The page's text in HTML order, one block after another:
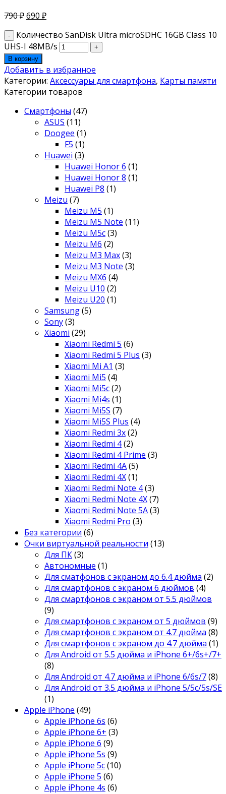
790₽690 ₽
Количество SanDisk Ultra microSDHC 16GB Class 10
UHS-I 48MB/s
В корзину
Добавить в избранное
Категории: Аксессуары для смартфона, Карты памяти
Категории товаров
Смартфоны (47)
ASUS (11)
Doogee (1)
F5 (1)
Huawei (3)
Huawei Honor 6 (1)
Huawei Honor 8 (1)
Huawei P8 (1)
Meizu (7)
Meizu M5 (1)
Meizu M5 Note (11)
Meizu M5c(3)
Meizu M6 (2)
Meizu M3 Max(3)
Meizu M3 Note (3)
Meizu MX6 (4)
Meizu U10 (2)
Meizu U20 (1)
Samsung(5)
Sony(3)
Xiaomi (29)
Xiaomi Redmi 5 (6)
Xiaomi Redmi 5 Plus (3)
Xiaomi Mi A1 (3)
Xiaomi Mi5 (4)
Xiaomi Mi5c(2)
Xiaomi Mi4s (1)
Xiaomi Mi5S (7)
Xiaomi Mi5S Plus (4)
Xiaomi Redmi 3x(2)
Xiaomi Redmi 4(2)
Xiaomi Redmi 4 Prime (3)
Xiaomi Redmi 4A(5)
Xiaomi Redmi 4X(1)
Xiaomi Redmi Note 4(3)
Xiaomi Redmi Note 4X(7)
Xiaomi Redmi Note 5A(3)
Xiaomi Redmi Pro (3)
Без категории (6)
Очки виртуальной реальности (13)
Для ПК(3)
Автономные (1)
Для сматфонов с экраном до 6.4 дюйма (2)
Для смартфонов с экраном 6 дюймов (4)
Для смартфонов с экраном от 5.5 дюймов
(9)
Для смартфонов с экраном от 5 дюймов (9)
Для смартфонов с экраном от 4.7 дюйма (8)
Для смартфонов с экраном до 4.7 дюйма (1)
Для Android от 5.5 дюйма и iPhone 6+/6s+/7+
(8)
Для Android от 4.7 дюйма и iPhone 6/6s/7(8)
Для Android от 3.5 дюйма и iPhone 5/5c/5s/SE
(1)
Apple iPhone (49)
Apple iPhone 6s (6)
Apple iPhone 6+ (3)
Apple iPhone 6 (9)
Apple iPhone 5s (9)
Apple iPhone 5c(10)
Apple iPhone 5 (6)
Apple iPhone 4s (6)